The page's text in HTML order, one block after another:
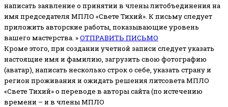
написать заявление о принятии в члены литобъединения на
имя председателя МПЛО «Свете Тихий». К письму следует
приложить авторские работы, показывающие уровень
вашего мастерства. »ОТПРАВИТЬ ПИСЬМО
Кроме этого, при создании учетной записи следует указать
настоящие имя и фамилию, загрузить свою фотографию
(аватар), написать несколько строк о себе, указать страну и
регион проживания и ожидать решения литсовета МПЛО
«Свете Тихий» о переводе в авторы сайта (по истечению
времени – и в члены МПЛО